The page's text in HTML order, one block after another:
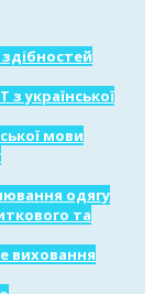
української
мови
одягу
та
виховання